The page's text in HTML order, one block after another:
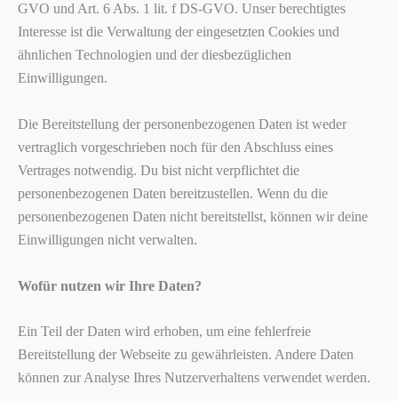
GVO und Art. 6 Abs. 1 lit. f DS-GVO. Unser berechtigtes
Interesse ist die Verwaltung der eingesetzten Cookies und
ähnlichen Technologien und der diesbezüglichen
Einwilligungen.
Die Bereitstellung der personenbezogenen Daten ist weder
vertraglich vorgeschrieben noch für den Abschluss eines
Vertrages notwendig. Du bist nicht verpflichtet die
personenbezogenen Daten bereitzustellen. Wenn du die
personenbezogenen Daten nicht bereitstellst, können wir deine
Einwilligungen nicht verwalten.
Wofür nutzen wir Ihre Daten?
Ein Teil der Daten wird erhoben, um eine fehlerfreie
Bereitstellung der Webseite zu gewährleisten. Andere Daten
können zur Analyse Ihres Nutzerverhaltens verwendet werden.